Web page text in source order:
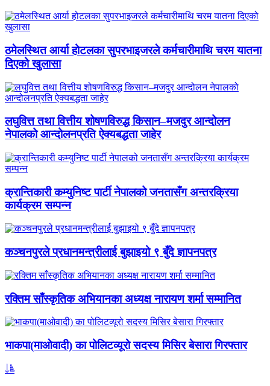
ठमेलस्थित आर्या होटलका सुपरभाइजरले कर्मचारीमाथि चरम यातना
दिएको खुलासा
लघुवित्त तथा वित्तीय शोषणविरुद्ध किसान–मजदुर आन्दोलन
नेपालको आन्दोलनप्रति ऐक्यबद्धता जाहेर
क्रान्तिकारी कम्युनिष्ट पार्टी नेपालको जनतासँग अन्तरक्रिया
कार्यक्रम सम्पन्न
कञ्चनपुरले प्रधानमन्त्रीलाई बुझाइयो ९ बुँदे ज्ञापनपत्र
रक्तिम साँस्कृतिक अभियानका अध्यक्ष नारायण शर्मा सम्मानित
भाकपा(माओवादी) का पोलिटव्यूरो सदस्य मिसिर बेसारा गिरफ्तार